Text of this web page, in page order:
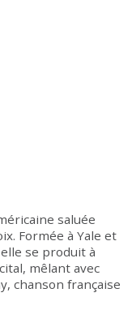
saluée
Formée à Yale et
se produit à
mêlant avec
chanson française